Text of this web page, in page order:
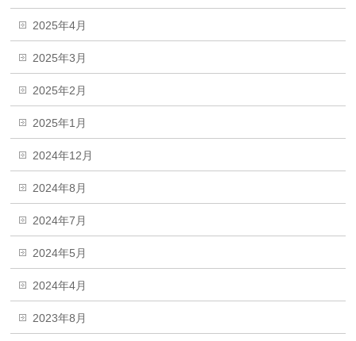
2025年4月
2025年3月
2025年2月
2025年1月
2024年12月
2024年8月
2024年7月
2024年5月
2024年4月
2023年8月